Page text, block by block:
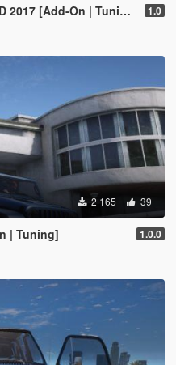
[Add-On | Tuning] 1.0
2 165 39
| Tuning] 1.0.0